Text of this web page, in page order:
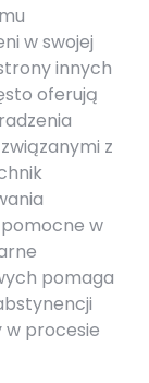
w swojej
innych
oferują
z
w
pomaga
procesie